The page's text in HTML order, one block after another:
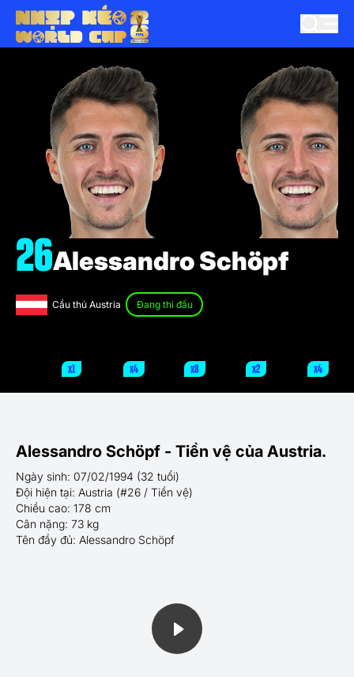
Cầu thủ Austria Đang thi đấu
26Alessandro Schöpf
x1 x4 x8 x2 x4
Alessandro Schöpf - Tiền vệ của Austria.
Ngày sinh: 07/02/1994 (32 tuổi)
Đội hiện tại: Austria (#26 / Tiền vệ)
Chiều cao: 178 cm
Cân nặng: 73 kg
Tên đầy đủ: Alessandro Schöpf